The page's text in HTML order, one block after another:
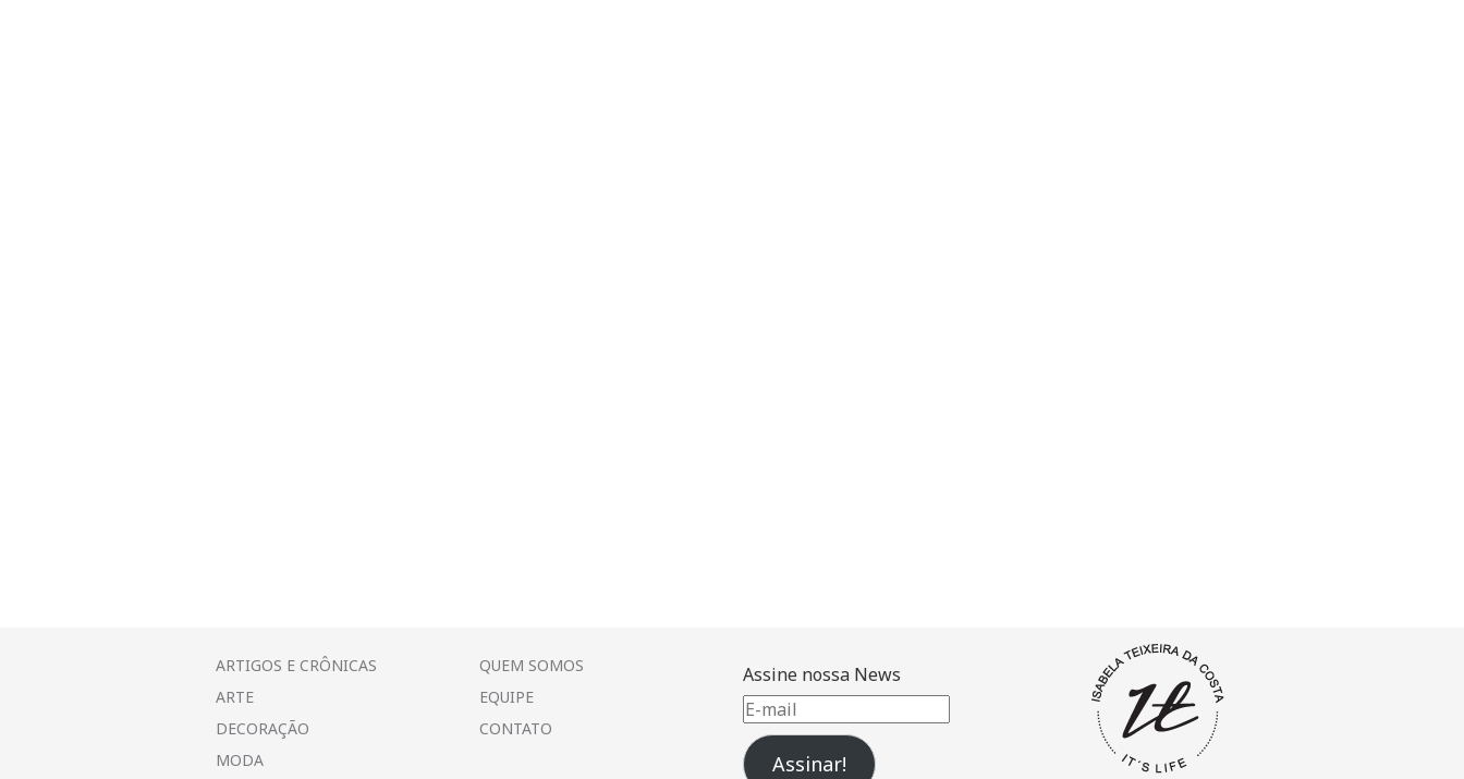
ARTIGOS E CRÔNICAS
ARTE
DECORAÇÃO
MODA
QUEM SOMOS
EQUIPE
CONTATO
Assine nossa News
E-
mail
Assinar!